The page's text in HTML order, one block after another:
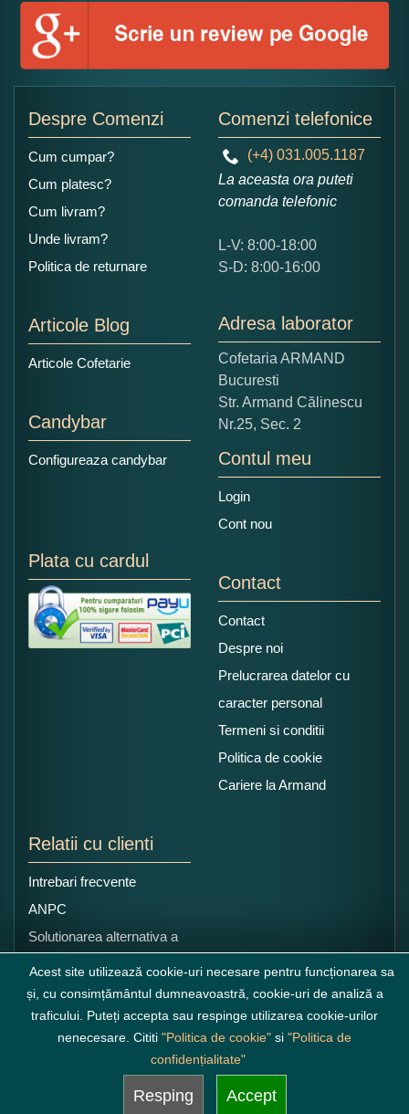
Numele dumneavoastra:
Ce nota acordati acestui produs?
5
Copiati alaturi numarul din imagine:
Despre Comenzi
Cum cumpar?
Cum platesc?
Cum livram?
Unde livram?
Politica de returnare
Articole Blog
Articole Cofetarie
Candybar
Configureaza candybar
Comenzi telefonice
(+4) 031.005.1187
La aceasta ora puteti
comanda telefonic
L-V: 8:00-18:00
S-D: 8:00-16:00
Adresa laborator
Cofetaria ARMAND
Bucuresti
Str. Armand Călinescu
Nr.25, Sec. 2
Contul meu
Login
Cont nou
Plata cu cardul
Contact
Contact
Despre noi
Prelucrarea datelor cu
caracter personal
Termeni si conditii
Politica de cookie
Cariere la Armand
Relatii cu clienti
Intrebari frecvente
ANPC
Solutionarea alternativa a
litigiilor
Acest site utilizează cookie-uri necesare pentru funcționarea sa
și, cu consimțământul dumneavoastră, cookie-uri de analiză a
traficului. Puteți accepta sau respinge utilizarea cookie-urilor
nenecesare. Cititi "Politica de cookie" si "Politica de
confidențialitate"
Resping Accept